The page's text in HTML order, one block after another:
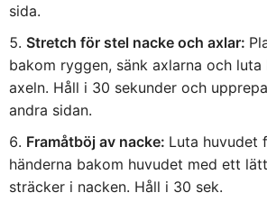
sida.
Stretch för stel nacke och axlar:
bakom ryggen, sänk axlarna och
axeln. Håll i 30 sekunder och
andra sidan.
Framåtböj av nacke: Luta huvudet
händerna bakom huvudet med ett
sträcker i nacken. Håll i 30 sek.